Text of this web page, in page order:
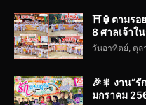
⛩️🏮ตามรอ
8 ศาลเจ้าใ
วันอาทิตย์, ตุล
🎉🎇 งาน“
มกราคม